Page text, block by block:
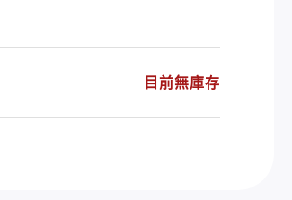
目前無庫存